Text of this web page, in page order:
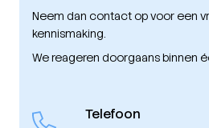
Neem dan contact op voor een
kennismaking.
We reageren doorgaans binnen
Telefoon